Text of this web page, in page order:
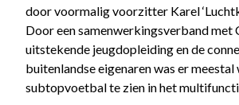
door voormalig voorzitter Karel
Door een samenwerkingsverband met
uitstekende jeugdopleiding en de
buitenlandse eigenaren was er meestal
subtopvoetbal te zien in het